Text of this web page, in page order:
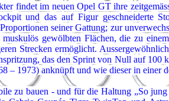
findet im neuen Opel GT ihre
und das auf Figur geschneiderte
seiner Gattung; zur
gewölbten Flächen, die zu
Strecken ermöglicht.
das den Sprint von Null auf 100
– 1973) anknüpft und wie dieser in einer
zu bauen - und für die Haltung „So